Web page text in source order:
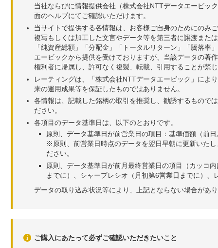
当社ならびに情報提供会社（株式会社NTTデータエービッ
面のヘルプにてご確認いただけます。
当サイトで提供する各情報は、お客様ご自身のためにのみ
複写もしくは加工した文言やデータ等を第三者に譲渡また
「純資産総額」「分配金」「トータルリターン」「騰落
エービックから提供を受けておりますが、当該データの著
権利者に帰属し、許可なく複製、転載、引用することが禁
レーティングは、「株式会社NTTデータエービック」によ
来の運用成果等を保証したものではありません。
各情報は、記載した銘柄の取引を推奨し、勧誘するもので
ださい。
各項目のデータ基準日は、以下のとおりです。
原則、データ基準日が前営業日の項目：基準価額（前
※原則、前営業日時点のデータを翌日早朝に更新いた
ださい。
原則、データ基準日が前月最終営業日の項目（カッコ
までに）、シャープレシオ（月初第6営業日までに）
データの取り込み状況等により、上記とならない場合があ
ご購入にあたって必ずご確認いただきたいこと